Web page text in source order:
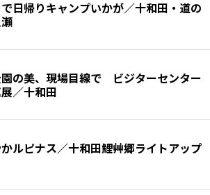
日帰りキャンプいかが／十和田・道の
の美、現場目線で ビジターセンター
／十和田
ルピナス／十和田鯉艸郷ライトアップ